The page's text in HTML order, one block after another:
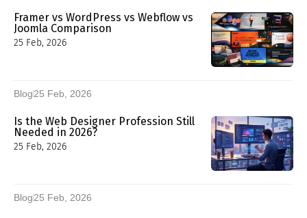
Framer vs WordPress vs Webflow vs
Joomla Comparison
25 Feb, 2026
Blog25 Feb, 2026
Is the Web Designer Profession Still
Needed in 2026?
25 Feb, 2026
Blog25 Feb, 2026